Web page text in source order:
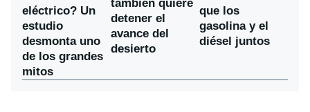
eléctrico? Un
estudio
desmonta uno
de los grandes
mitos
también quiere
detener el
avance del
desierto
que los
gasolina y el
diésel juntos